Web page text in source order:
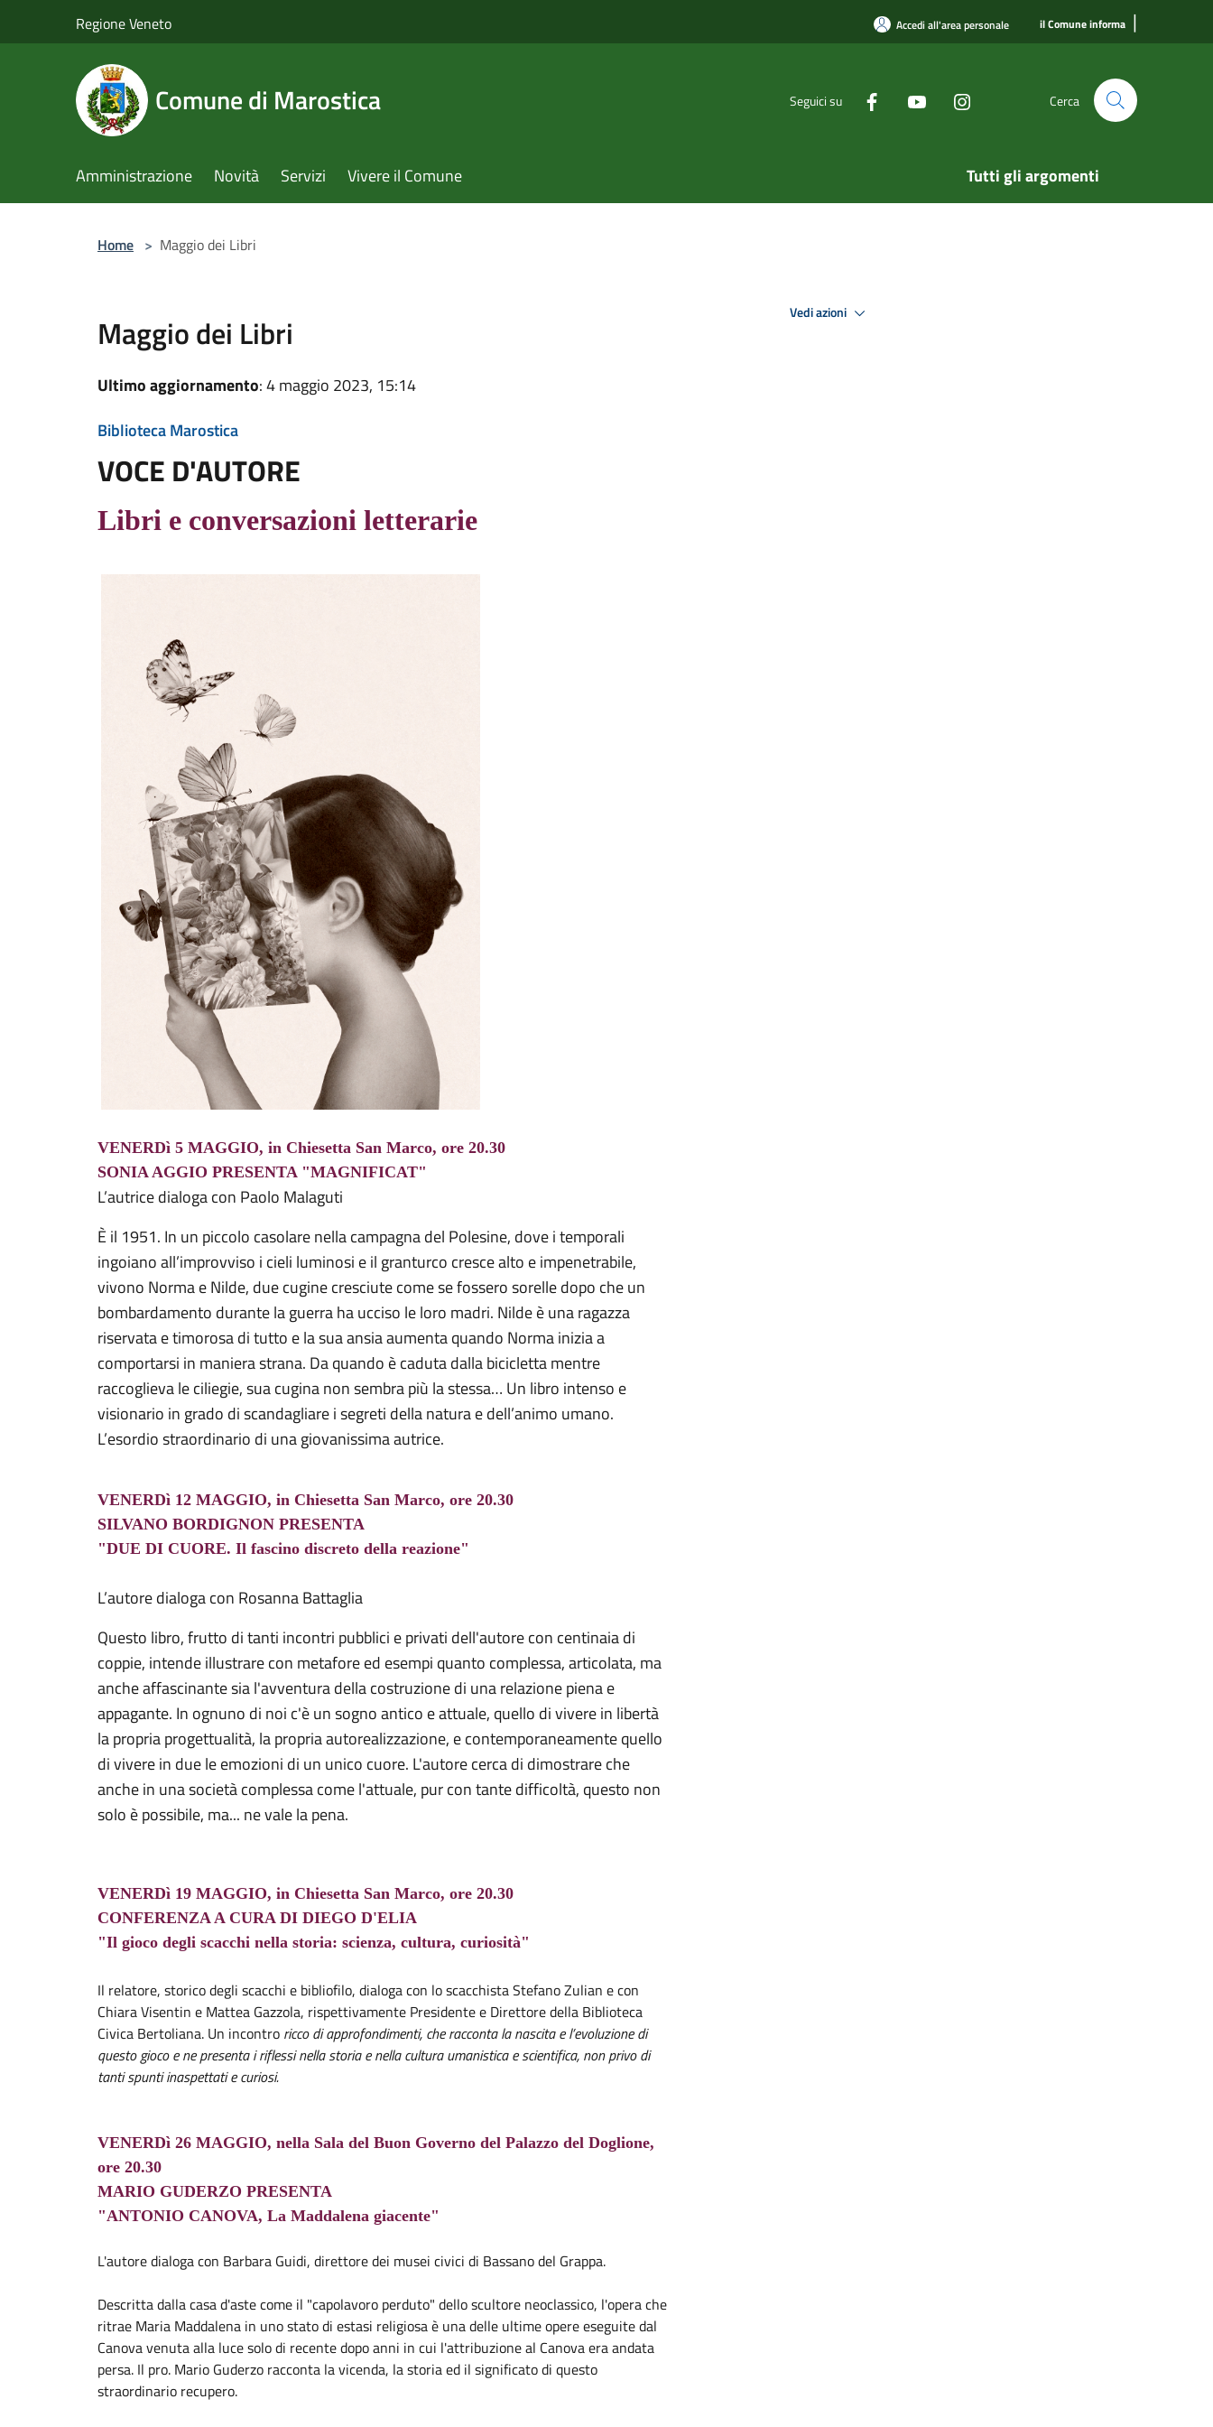
Regione Veneto Accedi all'area personale il Comune informa |
Comune di Marostica Seguici su Cerca
Amministrazione Novità Servizi Vivere il Comune Tutti gli argomenti
Home > Maggio dei Libri
Maggio dei Libri
Ultimo aggiornamento: 4 maggio 2023, 15:14
Biblioteca Marostica
VOCE D'AUTORE
Libri e conversazioni letterarie
VENERDì 5 MAGGIO, in Chiesetta San Marco, ore 20.30
SONIA AGGIO PRESENTA "MAGNIFICAT"
L’autrice dialoga con Paolo Malaguti
È il 1951. In un piccolo casolare nella campagna del Polesine, dove i temporali
ingoiano all’improvviso i cieli luminosi e il granturco cresce alto e impenetrabile,
vivono Norma e Nilde, due cugine cresciute come se fossero sorelle dopo che un
bombardamento durante la guerra ha ucciso le loro madri. Nilde è una ragazza
riservata e timorosa di tutto e la sua ansia aumenta quando Norma inizia a
comportarsi in maniera strana. Da quando è caduta dalla bicicletta mentre
raccoglieva le ciliegie, sua cugina non sembra più la stessa… Un libro intenso e
visionario in grado di scandagliare i segreti della natura e dell’animo umano.
L’esordio straordinario di una giovanissima autrice.
VENERDì 12 MAGGIO, in Chiesetta San Marco, ore 20.30
SILVANO BORDIGNON PRESENTA
"DUE DI CUORE. Il fascino discreto della reazione"
L’autore dialoga con Rosanna Battaglia
Questo libro, frutto di tanti incontri pubblici e privati dell'autore con centinaia di
coppie, intende illustrare con metafore ed esempi quanto complessa, articolata, ma
anche affascinante sia l'avventura della costruzione di una relazione piena e
appagante. In ognuno di noi c'è un sogno antico e attuale, quello di vivere in libertà
la propria progettualità, la propria autorealizzazione, e contemporaneamente quello
di vivere in due le emozioni di un unico cuore. L'autore cerca di dimostrare che
anche in una società complessa come l'attuale, pur con tante difficoltà, questo non
solo è possibile, ma... ne vale la pena.
VENERDì 19 MAGGIO, in Chiesetta San Marco, ore 20.30
CONFERENZA A CURA DI DIEGO D'ELIA
"Il gioco degli scacchi nella storia: scienza, cultura, curiosità"
Il relatore, storico degli scacchi e bibliofilo, dialoga con lo scacchista Stefano Zulian e con
Chiara Visentin e Mattea Gazzola, rispettivamente Presidente e Direttore della Biblioteca
Civica Bertoliana. Un incontro ricco di approfondimenti, che racconta la nascita e l’evoluzione di
questo gioco e ne presenta i riflessi nella storia e nella cultura umanistica e scientifica, non privo di
tanti spunti inaspettati e curiosi.
VENERDì 26 MAGGIO, nella Sala del Buon Governo del Palazzo del Doglione,
ore 20.30
MARIO GUDERZO PRESENTA
"ANTONIO CANOVA, La Maddalena giacente"
L'autore dialoga con Barbara Guidi, direttore dei musei civici di Bassano del Grappa.
Descritta dalla casa d'aste come il "capolavoro perduto" dello scultore neoclassico, l'opera che
ritrae Maria Maddalena in uno stato di estasi religiosa è una delle ultime opere eseguite dal
Canova venuta alla luce solo di recente dopo anni in cui l'attribuzione al Canova era andata
persa. Il pro. Mario Guderzo racconta la vicenda, la storia ed il significato di questo
straordinario recupero.
Vedi azioni